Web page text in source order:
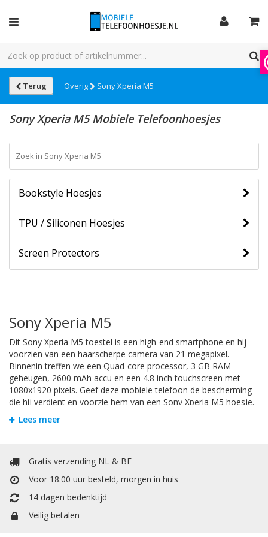
Terug Overig Sony Xperia M5
Sony Xperia M5 Mobiele Telefoonhoesjes
Bookstyle Hoesjes
TPU / Siliconen Hoesjes
Screen Protectors
Sony Xperia M5
Dit Sony Xperia M5 toestel is een high-end smartphone en hij
voorzien van een haarscherpe camera van 21 megapixel.
Binnenin treffen we een Quad-core processor, 3 GB RAM
geheugen, 2600 mAh accu en een 4.8 inch touchscreen met
1080x1920 pixels. Geef deze mobiele telefoon de bescherming
die hij verdient en voorzie hem van een Sony Xperia M5 hoesje.
Zodat u zorgeloos met uw telefoon apparaat kunt gebruiken.
Om krassen en schade te voorkomen is het handigst om uw
Bij Mobiele Telefoonhoesje kunt u allerlei soorten hoesjes
vinden. Het booktype hoesje heeft een extra vakje voor pasjes
vakje voor pasjes of papiergeld. In de portemonnee / boek vorm
Lees meer
Gratis verzending NL & BE
Voor 18:00 uur besteld, morgen in huis
14 dagen bedenktijd
Veilig betalen